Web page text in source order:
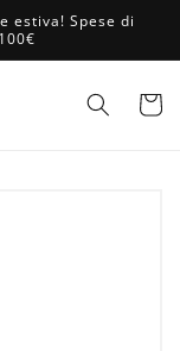
estiva! Spese di
Carrello